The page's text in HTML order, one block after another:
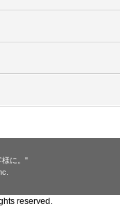
様に。"
reserved.